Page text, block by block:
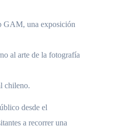
GAM, una exposición
al arte de la fotografía
chileno.
desde el
a recorrer una